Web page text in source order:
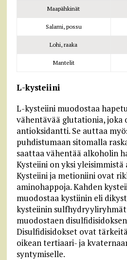
Maapähkinät
Salami, possu
Lohi, raaka
Mantelit
L-kysteiini
L-kysteiini muodostaa
vähentävää glutationia, joka
antioksidantti. Se auttaa
puhdistumaan sitomalla
saattaa vähentää alkoholin
Kysteiini on yksi yleisimmistä
Kysteiini ja metioniini ovat
aminohappoja. Kahden
muodostaa kystiinin eli
kysteiinin
muodostaen
Disulfidisidokset ovat
oikean tertiaari- ja
syntymiselle.